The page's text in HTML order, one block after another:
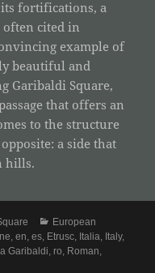
fortifications, a
often cited in
example of
beautiful and
Garibaldi Square,
that offers an
to the structure
a side that
hills.
Categories
European
,en,es, Etrusc, Italia, Italy,
Garibaldi, ro, Roman,